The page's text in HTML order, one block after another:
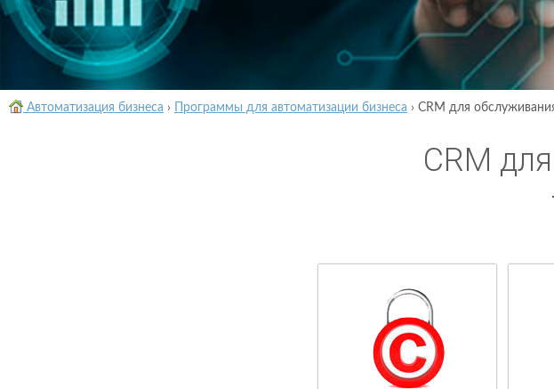
Автоматизация бизнеса › Программы для автоматизации бизнеса › CRM для
CRM